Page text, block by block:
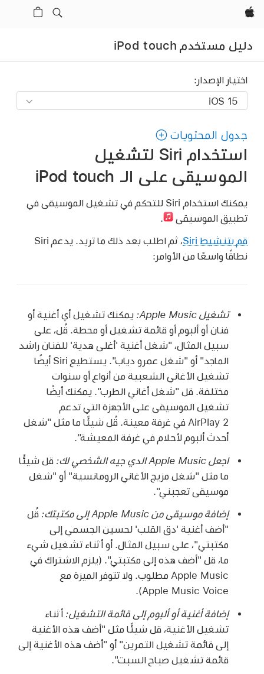
Apple‏
دليل مستخدم iPod touch
اختيار الإصدار:
جدول المحتويات
استخدام Siri لتشغيل
الموسيقى على الـ iPod touch
يمكنك استخدام Siri للتحكم في تشغيل الموسيقى في
تطبيق الموسيقى
قم بتنشيط Siri
، ثم اطلب بعد ذلك ما تريد. يدعم Siri
نطاقًا واسعًا من الأوامر:
تشغيل Apple Music:
يمكنك تشغيل أي أغنية أو
فنان أو ألبوم أو قائمة تشغيل أو محطة. قُل، على
سبيل المثال، "شغل أغنية 'أغلى هدية' للفنان راشد
الماجد" أو "شغل عمرو دياب"
. يستطيع Siri أيضًا
تشغيل الأغاني الشعبية من أنواع أو سنوات
مختلفة. قل "شغل أغاني الطرب" . يمكنك أيضًا
تشغيل الموسيقى على الأجهزة التي تدعم
AirPlay 2 في غرفة معينة. قُل شيئًا ما مثل
"شغل
أحدث ألبوم لأحلام في غرفة المعيشة"
اجعل Apple Music الدي جيه الشخصي لك:
قل شيئًا
ما مثل "شغل مزيج الأغاني الرومانسية" أو "شغل
موسيقى تعجبني".
إضافة موسيقى من Apple Music إلى مكتبتك:
قُل
"أضف أغنية 'دق القلب' لحسين الجسمي إلى
مكتبتي"، على سبيل المثال. أو أثناء تشغيل شيء
ما، قل "أضف هذه إلى مكتبتي". (يلزم الاشتراك في
Apple Music مطلوب. ولا تتوفر الميزة مع
Apple Music Voice).
إضافة أغنية أو ألبوم إلى قائمة التشغيل: أثناء
تشغيل الأغنية، قل شيئًا مثل "أضف هذه الأغنية
إلى قائمة تشغيل التمرين" أو "أضف هذه الأغنية إلى
قائمة تشغيل صباح السبت"